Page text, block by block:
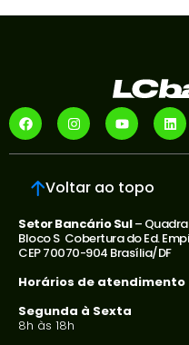
Voltar ao topo
Setor Bancário Sul– Quadra
Bloco S Cobertura do Ed.
CEP 70070-904 Brasília/DF
Horários de atendimento
Segunda à Sexta
8h às 18h